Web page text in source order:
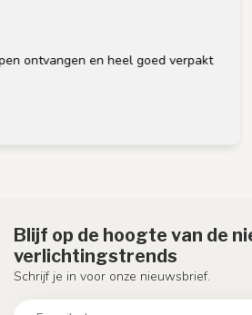
ontvangen en heel goed verpakt
Blijf op de hoogte van de
verlichtingstrends
Schrijf je in voor onze nieuwsbrief.